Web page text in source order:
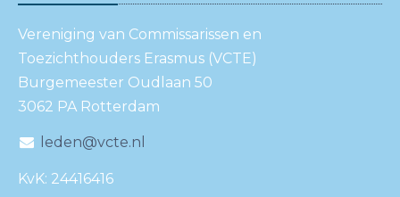
Vereniging van Commissarissen en
Toezichthouders Erasmus (VCTE)
Burgemeester Oudlaan 50
3062 PA Rotterdam
leden@vcte.nl
KvK: 24416416